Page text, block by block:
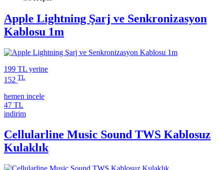
Apple Lightning Şarj ve Senkronizasyon
Kablosu 1m
199 TL yerine
152 TL
hemen incele
47 TL
indirim
Cellularline Music Sound TWS Kablosuz
Kulaklık